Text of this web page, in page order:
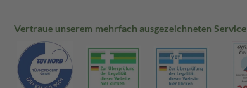
Vertraue unserem mehrfach ausgezeichneten Service